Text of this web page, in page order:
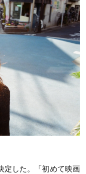
定した。「初めて映画